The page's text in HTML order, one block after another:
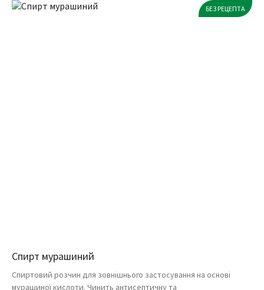
БЕЗ РЕЦЕПТА
Спирт мурашиний
Спиртовий розчин для зовнішнього застосування на основі
мурашиної кислоти. Чинить антисептичну та